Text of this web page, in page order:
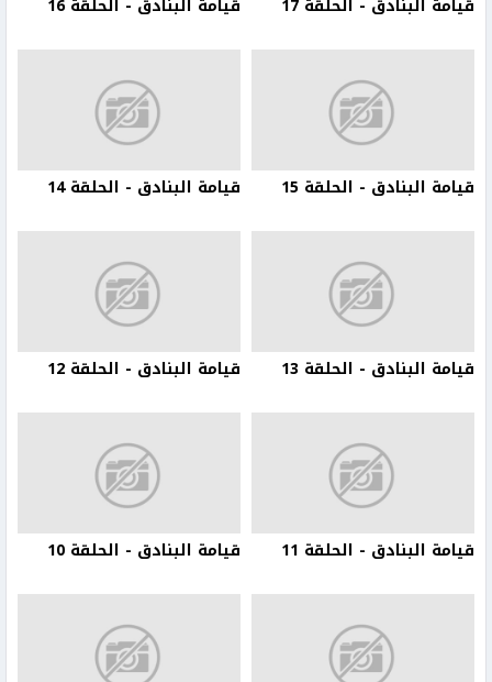
قيامة البنادق - الحلقة 15 قيامة البنادق - الحلقة 14
قيامة البنادق - الحلقة 13 قيامة البنادق - الحلقة 12
قيامة البنادق - الحلقة 11 قيامة البنادق - الحلقة 10